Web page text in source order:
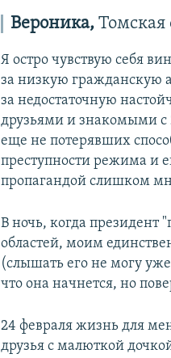
Вероника,Томская
Я остро чувствую себя
за низкую гражданскую
за недостаточную
друзьями и знакомыми с
еще не потерявших
преступности режима и
пропагандой слишком
В ночь, когда президент
областей, моим
(слышать его не могу
что она начнется, но
24 февраля жизнь для
друзья с малюткой